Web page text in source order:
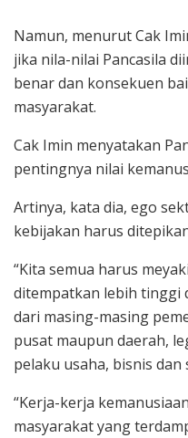
Namun, menurut Cak
jika nila-nilai Pancasila
benar dan konsekuen
masyarakat.
Cak Imin menyatakan
pentingnya nilai
Artinya, kata dia, ego
kebijakan harus
“Kita semua harus
ditempatkan lebih tinggi
dari masing-masing
pusat maupun daerah,
pelaku usaha, bisnis dan
“Kerja-kerja
masyarakat yang